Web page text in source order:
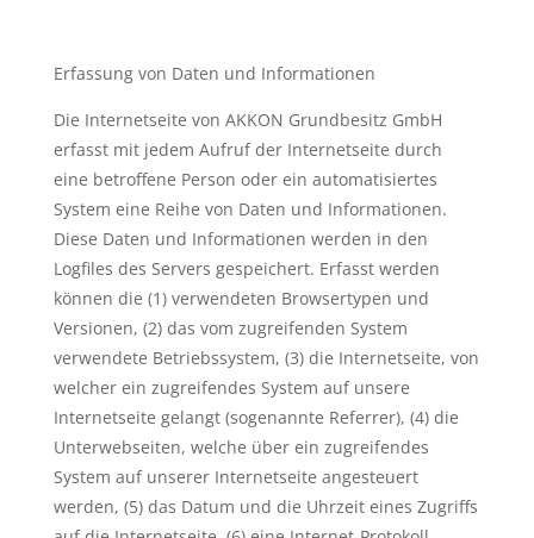
Erfassung von Daten und Informationen
Die Internetseite von AKKON Grundbesitz GmbH
erfasst mit jedem Aufruf der Internetseite durch
eine betroffene Person oder ein automatisiertes
System eine Reihe von Daten und Informationen.
Diese Daten und Informationen werden in den
Logfiles des Servers gespeichert. Erfasst werden
können die (1) verwendeten Browsertypen und
Versionen, (2) das vom zugreifenden System
verwendete Betriebssystem, (3) die Internetseite, von
welcher ein zugreifendes System auf unsere
Internetseite gelangt (sogenannte Referrer), (4) die
Unterwebseiten, welche über ein zugreifendes
System auf unserer Internetseite angesteuert
werden, (5) das Datum und die Uhrzeit eines Zugriffs